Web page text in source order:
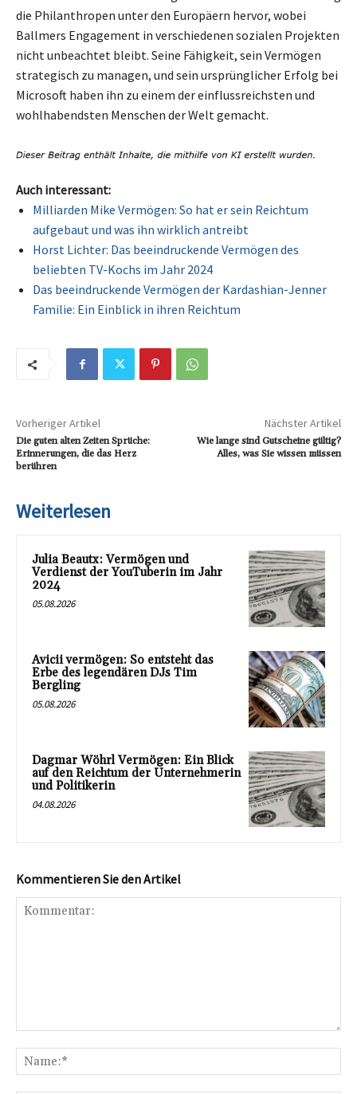
die Philanthropen unter den Europäern hervor, wobei
Ballmers Engagement in verschiedenen sozialen Projekten
nicht unbeachtet bleibt. Seine Fähigkeit, sein Vermögen
strategisch zu managen, und sein ursprünglicher Erfolg bei
Microsoft haben ihn zu einem der einflussreichsten und
wohlhabendsten Menschen der Welt gemacht.
Auch interessant:
Milliarden Mike Vermögen: So hat er sein Reichtum
aufgebaut und was ihn wirklich antreibt
Horst Lichter: Das beeindruckende Vermögen des
beliebten TV-Kochs im Jahr 2024
Das beeindruckende Vermögen der Kardashian-Jenner
Familie: Ein Einblick in ihren Reichtum
Vorheriger Artikel
Die guten alten Zeiten Sprüche:
Erinnerungen, die das Herz
berühren
Nächster Artikel
Wie lange sind Gutscheine gültig?
Alles, was Sie wissen müssen
Weiterlesen
Julia Beautx: Vermögen und
Verdienst der YouTuberin im Jahr
2024
05.08.2026
Avicii vermögen: So entsteht das
Erbe des legendären DJs Tim
Bergling
05.08.2026
Dagmar Wöhrl Vermögen: Ein Blick
auf den Reichtum der Unternehmerin
und Politikerin
04.08.2026
Kommentieren Sie den Artikel